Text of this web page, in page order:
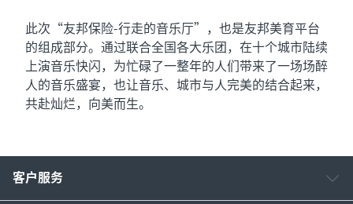
此次“友邦保险-行走的音乐厅”，也是友邦美育平台
的组成部分。通过联合全国各大乐团，在十个城市陆续
上演音乐快闪，为忙碌了一整年的人们带来了一场场醉
人的音乐盛宴，也让音乐、城市与人完美的结合起来，
共赴灿烂，向美而生。
客户服务